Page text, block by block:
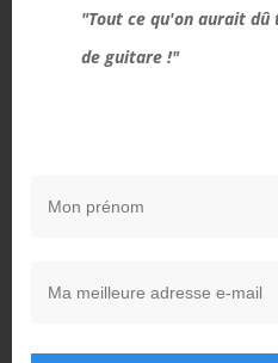
18/04/2022
Dans "Harmonie"
"Tout ce qu'on aurait
de guitare !"